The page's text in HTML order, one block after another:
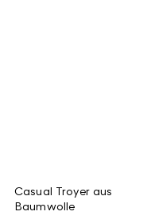
Casual Troyer aus
Baumwolle